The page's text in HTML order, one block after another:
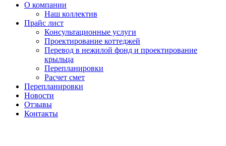
О компании
Наш коллектив
Прайс лист
Консультационные услуги
Проектирование коттеджей
Перевод в нежилой фонд и проектирование
крыльца
Перепланировки
Расчет смет
Перепланировки
Новости
Отзывы
Контакты